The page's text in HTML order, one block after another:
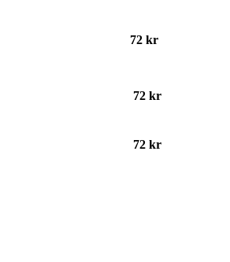
72 kr
72 kr
72 kr